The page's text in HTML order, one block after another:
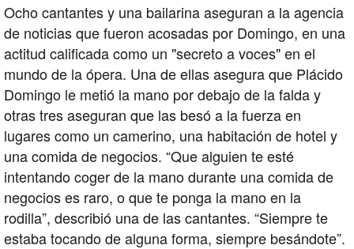
Ocho cantantes y una bailarina aseguran a la agencia
de noticias que fueron acosadas por Domingo, en una
actitud calificada como un "secreto a voces" en el
mundo de la ópera. Una de ellas asegura que Plácido
Domingo le metió la mano por debajo de la falda y
otras tres aseguran que las besó a la fuerza en
lugares como un camerino, una habitación de hotel y
una comida de negocios. “Que alguien te esté
intentando coger de la mano durante una comida de
negocios es raro, o que te ponga la mano en la
rodilla”, describió una de las cantantes. “Siempre te
estaba tocando de alguna forma, siempre besándote”.